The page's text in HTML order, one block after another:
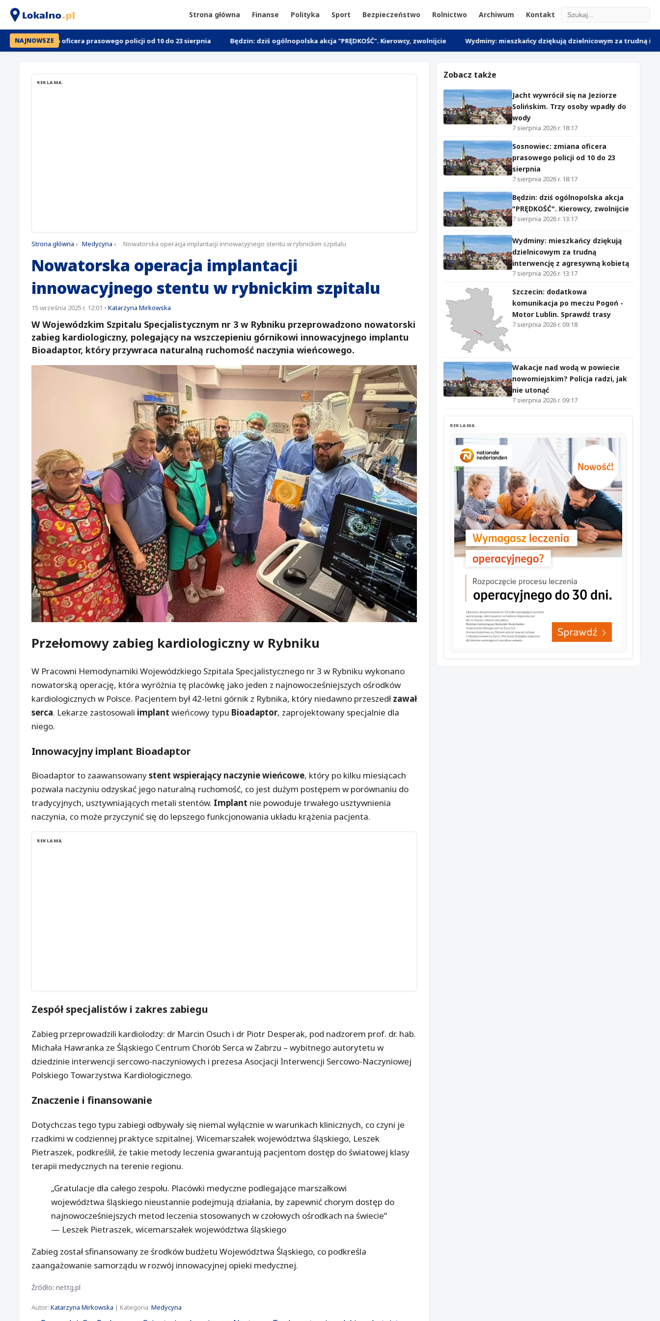
Strona główna Finanse Polityka Sport Bezpieczeństwo Rolnictwo Archiwum Kontakt
NAJNOWSZE
oficera prasowego policji od 10 do 23 sierpnia Będzin: dziś ogólnopolska akcja "PRĘDKOŚĆ". Kierowcy, zwolnijcie Wydminy: mieszkańcy dziękują dzielnicowym za trudną interwencję
REKLAMA
Strona główna › Medycyna › Nowatorska operacja implantacji innowacyjnego stentu w rybnickim szpitalu
Nowatorska operacja implantacji
innowacyjnego stentu w rybnickim szpitalu
15 września 2025 r. 12:01 • Katarzyna Mirkowska
W Wojewódzkim Szpitalu Specjalistycznym nr 3 w Rybniku przeprowadzono nowatorski
zabieg kardiologiczny, polegający na wszczepieniu górnikowi innowacyjnego implantu
Bioadaptor, który przywraca naturalną ruchomość naczynia wieńcowego.
Przełomowy zabieg kardiologiczny w Rybniku
W Pracowni Hemodynamiki Wojewódzkiego Szpitala Specjalistycznego nr 3 w Rybniku wykonano
nowatorską operację, która wyróżnia tę placówkę jako jeden z najnowocześniejszych ośrodków
kardiologicznych w Polsce. Pacjentem był 42-letni górnik z Rybnika, który niedawno przeszedłzawał
serca. Lekarze zastosowali implant wieńcowy typu Bioadaptor, zaprojektowany specjalnie dla
niego.
Innowacyjnyimplant Bioadaptor
Bioadaptor to zaawansowanystent wspierający naczynie wieńcowe, który po kilku miesiącach
pozwala naczyniu odzyskać jego naturalną ruchomość, co jest dużym postępem w porównaniu do
tradycyjnych, usztywniających metali stentów. Implant nie powoduje trwałego usztywnienia
naczynia, co może przyczynić się do lepszego funkcjonowania układu krążenia pacjenta.
REKLAMA
Zespół specjalistów i zakres zabiegu
Zabieg przeprowadzili kardiolodzy: dr Marcin Osuch i dr Piotr Desperak, pod nadzorem prof. dr. hab.
Michała Hawranka ze Śląskiego Centrum Chorób Serca w Zabrzu – wybitnego autorytetu w
dziedzinie interwencji sercowo-naczyniowych i prezesa Asocjacji Interwencji Sercowo-Naczyniowej
Polskiego Towarzystwa Kardiologicznego.
Znaczenie i finansowanie
Dotychczas tego typu zabiegi odbywały się niemal wyłącznie w warunkach klinicznych, co czyni je
rzadkimi w codziennej praktyce szpitalnej. Wicemarszałek województwa śląskiego, Leszek
Pietraszek, podkreślił, że takie metody leczenia gwarantują pacjentom dostęp do światowej klasy
terapii medycznych na terenie regionu.
„Gratulacje dla całego zespołu. Placówki medyczne podlegające marszałkowi
województwa śląskiego nieustannie podejmują działania, by zapewnić chorym dostęp do
najnowocześniejszych metod leczenia stosowanych w czołowych ośrodkach na świecie”
— Leszek Pietraszek, wicemarszałek województwa śląskiego
Zabieg został sfinansowany ze środków budżetu Województwa Śląskiego, co podkreśla
zaangażowanie samorządu w rozwój innowacyjnej opieki medycznej.
Źródło: nettg.pl
Autor: Katarzyna Mirkowska | Kategoria: Medycyna
Zobacz także
Jacht wywrócił się na Jeziorze
Solińskim. Trzy osoby wpadły do
wody
7 sierpnia 2026 r. 18:17
Sosnowiec: zmiana oficera
prasowego policji od 10 do 23
sierpnia
7 sierpnia 2026 r. 18:17
Będzin: dziś ogólnopolska akcja
"PRĘDKOŚĆ". Kierowcy, zwolnijcie
7 sierpnia 2026 r. 13:17
Wydminy: mieszkańcy dziękują
dzielnicowym za trudną
interwencję z agresywną kobietą
7 sierpnia 2026 r. 13:17
Szczecin: dodatkowa
komunikacja po meczu Pogoń -
Motor Lublin. Sprawdź trasy
7 sierpnia 2026 r. 09:18
Wakacje nad wodą w powiecie
nowomiejskim? Policja radzi, jak
nie utonąć
7 sierpnia 2026 r. 09:17
REKLAMA